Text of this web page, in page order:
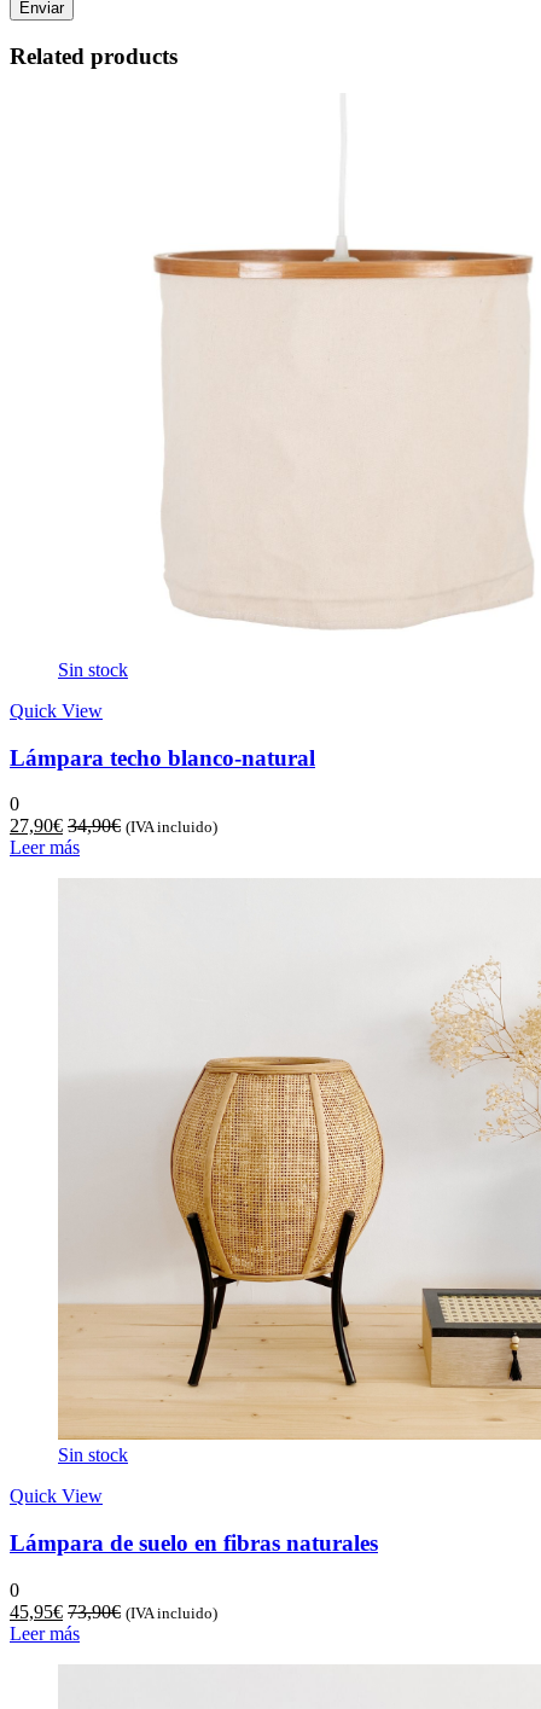
Related products
Sin stock
Quick View
Lámpara techo blanco-natural
0
27,90€ 34,90€ (IVA incluido)
Leer más
Sin stock
Quick View
Lámpara de suelo en fibras naturales
0
45,95€ 73,90€ (IVA incluido)
Leer más